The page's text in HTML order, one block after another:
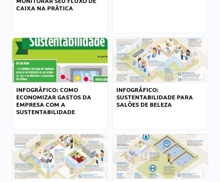
CAIXA NA PRÁTICA
INFOGRÁFICO: COMO
ECONOMIZAR GASTOS DA
EMPRESA COM A
SUSTENTABILIDADE
INFOGRÁFICO:
SUSTENTABILIDADE PARA
SALÕES DE BELEZA